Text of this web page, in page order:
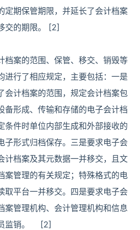
定期保管期限，并延长了会计档案
交的期限。 [2]
档案的范围、保管、移交、销毁等
进行了相应规定，主要包括：一是
会计档案的范围，规定会计档案包
备形成、传输和存储的电子会计档
条件时单位内部生成和外部接收的
子形式归档保存。三是要求电子会
计档案及其元数据一并移交，且文
案管理的有关规定；特殊格式的电
取平台一并移交。四是要求电子会
案管理机构、会计管理机构和信息
员监销。 [2]